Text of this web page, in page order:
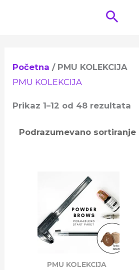
Početna / PMU KOLEKCIJA
PMU KOLEKCIJA
Prikaz 1–12 od 48 rezultata
PMU KOLEKCIJA